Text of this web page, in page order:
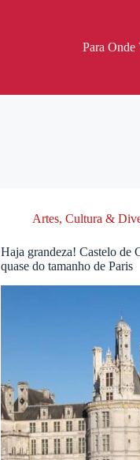
Para Onde
Artes, Cultura &
Haja grandeza! Castelo de
quase do tamanho de Paris